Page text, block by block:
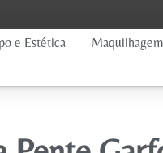
e Estética Maquilhagem